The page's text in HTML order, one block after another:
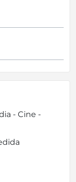
- Cine -